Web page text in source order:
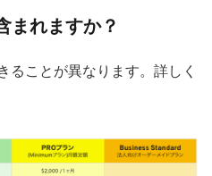
まれますか？
ることが異なります。詳しく